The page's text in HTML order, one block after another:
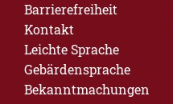
Barrierefreiheit
Kontakt
Leichte Sprache
Gebärdensprache
Bekanntmachungen